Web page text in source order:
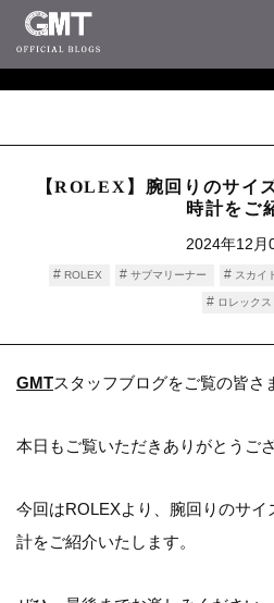
【ROLEX】腕回りのサイ
時計をご
2024年12月
ROLEX サブマリーナー スカイ
ロレックス
GMTスタッフブログをご覧の皆さ
本日もご覧いただきありがとうご
今回はROLEXより、腕回りのサ
計をご紹介いたします。